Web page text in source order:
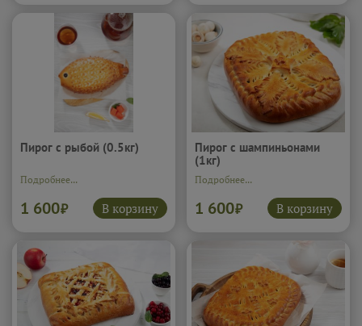
Пирог с рыбой (0.5кг)
Подробнее...
1 600₽ В корзину
Пирог с шампиньонами
(1кг)
Подробнее...
1 600₽ В корзину